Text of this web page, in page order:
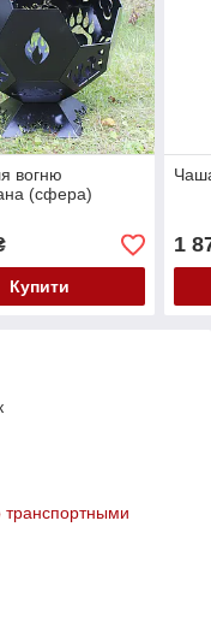
вогню
(сфера)
Купити
1
транспортными